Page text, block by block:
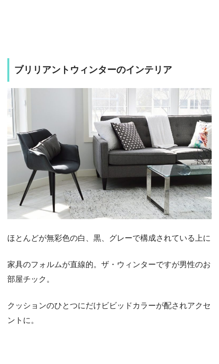
ブリリアントウィンターのインテリア
ほとんどが無彩色の白、黒、グレーで構成されている上に
家具のフォルムが直線的。ザ・ウィンターですが男性のお
部屋チック。
クッションのひとつにだけビビッドカラーが配されアクセ
ントに。